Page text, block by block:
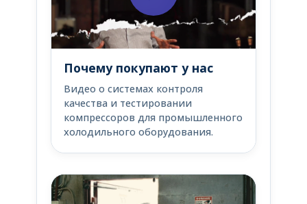
Почему покупают у нас
Видео о системах контроля
качества и тестировании
компрессоров для промышленного
холодильного оборудования.